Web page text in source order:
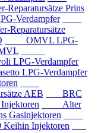
Prins
Verdampfer
OMVL LPG-
Verdampfer
LPG-Verdampfer
AEB
BRC
Alter
Injektoren